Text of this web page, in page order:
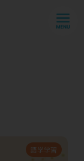
語学学習